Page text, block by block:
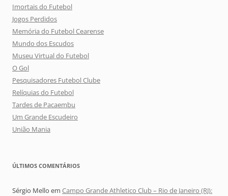
Imortais do Futebol
Jogos Perdidos
Memória do Futebol Cearense
Mundo dos Escudos
Museu Virtual do Futebol
O Gol
Pesquisadores Futebol Clube
Relíquias do Futebol
Tardes de Pacaembu
Um Grande Escudeiro
União Mania
ÚLTIMOS COMENTÁRIOS
Sérgio Mello em Campo Grande Athletico Club – Rio de Janeiro (RJ):